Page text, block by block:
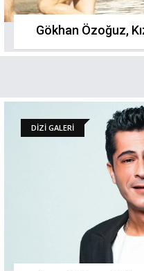
Gökhan Özoğuz,
DİZİ GALERİ